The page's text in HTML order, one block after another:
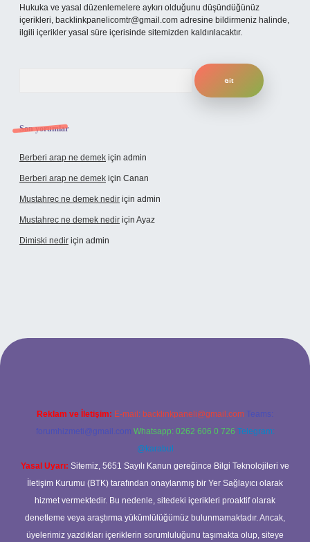
Hukuka ve yasal düzenlemelere aykırı olduğunu düşündüğünüz
içerikleri, backlinkpanelicomtr@gmail.com adresine bildirmeniz halinde,
ilgili içerikler yasal süre içerisinde sitemizden kaldırılacaktır.
Son yorumlar
Berberi arap ne demek için admin
Berberi arap ne demek için Canan
Mustahrec ne demek nedir için admin
Mustahrec ne demek nedir için Ayaz
Dimiski nedir için admin
tulipbett.net/
Reklam ve İletişim: E-mail: backlinkpaneli@gmail.com Teams:
forumhizmeti@gmail.com Whatsapp: 0262 606 0 726 Telegram:
@karabul
Yasal Uyarı: Sitemiz, 5651 Sayılı Kanun gereğince Bilgi Teknolojileri ve
İletişim Kurumu (BTK) tarafından onaylanmış bir Yer Sağlayıcı olarak
hizmet vermektedir. Bu nedenle, sitedeki içerikleri proaktif olarak
denetleme veya araştırma yükümlülüğümüz bulunmamaktadır. Ancak,
üyelerimiz yazdıkları içeriklerin sorumluluğunu taşımakta olup, siteye